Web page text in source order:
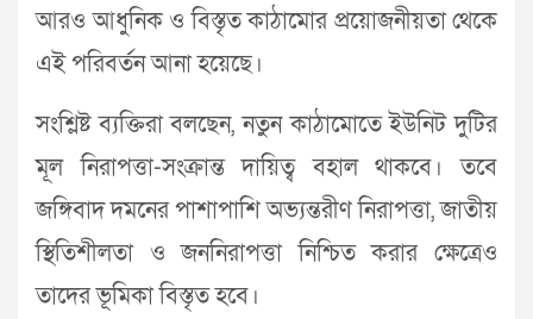
আরও আধুনিক ও বিস্তৃত কাঠামোর প্রয়োজনীয়তা থেকে
এই পরিবর্তন আনা হয়েছে।
সংশ্লিষ্ট ব্যক্তিরা বলছেন, নতুন কাঠামোতে ইউনিট দুটির
মূল নিরাপত্তা-সংক্রান্ত দায়িত্ব বহাল থাকবে। তবে
জঙ্গিবাদ দমনের পাশাপাশি অভ্যন্তরীণ নিরাপত্তা, জাতীয়
স্থিতিশীলতা ও জননিরাপত্তা নিশ্চিত করার ক্ষেত্রেও
তাদের ভূমিকা বিস্তৃত হবে।